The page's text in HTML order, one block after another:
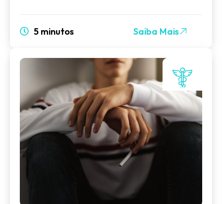
5 minutos Saiba Mais